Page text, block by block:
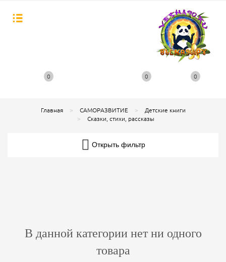
0 0 0
Главная САМОРАЗВИТИЕ
Детские книги
Сказки, стихи, рассказы
Открыть фильтр
В данной категории нет ни одного
товара